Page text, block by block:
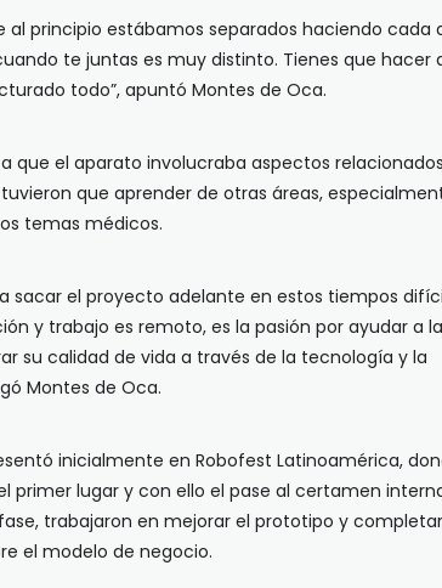
al principio estábamos separados haciendo cada
te juntas es muy distinto. Tienes que hacer
todo”, apuntó Montes de Oca.
que el aparato involucraba aspectos
que aprender de otras áreas,
temas médicos.
a sacar el proyecto adelante en estos tiempos
y trabajo es remoto, es la pasión por ayudar a
su calidad de vida a través de la tecnología y la
Montes de Oca.
inicialmente en Robofest Latinoamérica,
primer lugar y con ello el pase al certamen
trabajaron en mejorar el prototipo y
el modelo de negocio.